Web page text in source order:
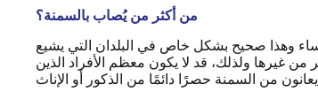
من أكثر من يُصاب بالسمنة؟
وهذا صحيح بشكل خاص في البلدان التي يشيع
من غيرها ولذلك، قد لا يكون معظم الأفراد الذين